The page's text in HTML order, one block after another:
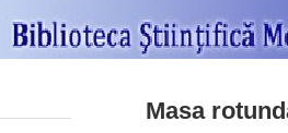
Masa